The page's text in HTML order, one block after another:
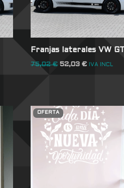
Franjas laterales VW GTI
75,02€ 52,03€ IVA INCL
OFERTA